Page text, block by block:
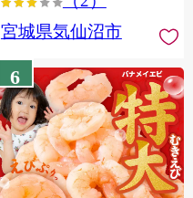
宮城県気仙沼市
6